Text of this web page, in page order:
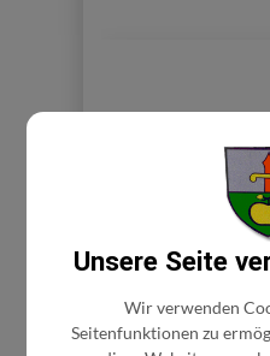
BÜRGERSERVICE
Unsere Seite
Wir verwenden
Seitenfunktionen zu